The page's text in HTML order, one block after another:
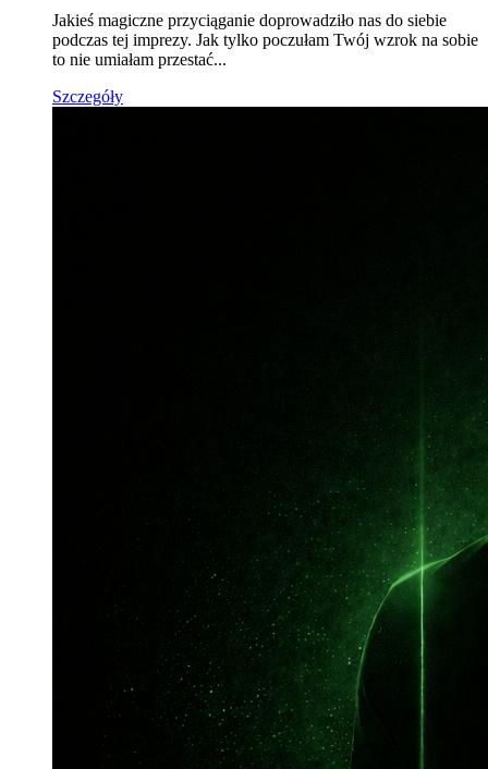
Jakieś magiczne przyciąganie doprowadziło nas do siebie
podczas tej imprezy. Jak tylko poczułam Twój wzrok na sobie
to nie umiałam przestać...
Szczegóły